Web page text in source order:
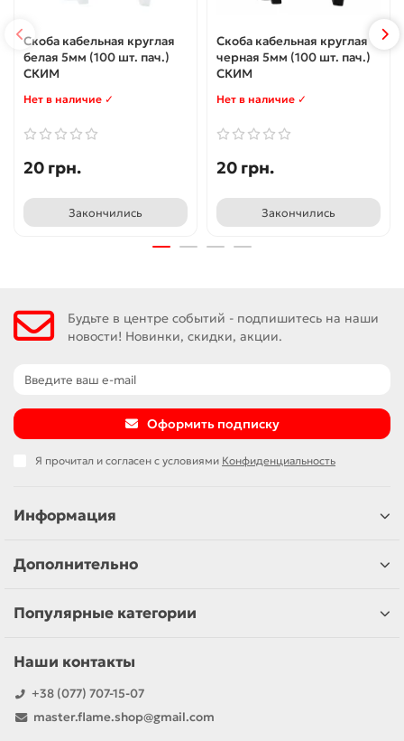
Скоба кабельная круглая
белая 5мм (100 шт. пач.)
СКИМ
Нет в наличие ✓
20 грн.
Закончились
Скоба кабельная круглая
черная 5мм (100 шт. пач.)
СКИМ
Нет в наличие ✓
20 грн.
Закончились
Будьте в центре событий - подпишитесь на наши
новости! Новинки, скидки, акции.
Оформить подписку
Я прочитал и согласен с условиями Конфиденциальность
Информация
Дополнительно
Популярные категории
Наши контакты
+38 (077) 707-15-07
master.flame.shop@gmail.com